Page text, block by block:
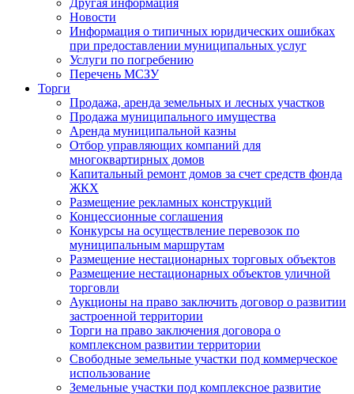
Другая информация
Новости
Информация о типичных юридических ошибках
при предоставлении муниципальных услуг
Услуги по погребению
Перечень МСЗУ
Торги
Продажа, аренда земельных и лесных участков
Продажа муниципального имущества
Аренда муниципальной казны
Отбор управляющих компаний для
многоквартирных домов
Капитальный ремонт домов за счет средств фонда
ЖКХ
Размещение рекламных конструкций
Концессионные соглашения
Конкурсы на осуществление перевозок по
муниципальным маршрутам
Размещение нестационарных торговых объектов
Размещение нестационарных объектов уличной
торговли
Аукционы на право заключить договор о развитии
застроенной территории
Торги на право заключения договора о
комплексном развитии территории
Свободные земельные участки под коммерческое
использование
Земельные участки под комплексное развитие